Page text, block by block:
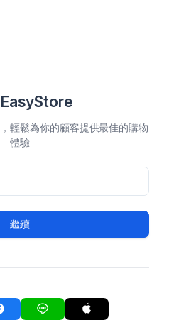
輕鬆為你的顧客提供最佳的購物
體驗
繼續